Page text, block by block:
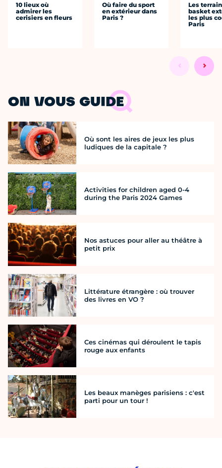
10 lieux où
admirer les
cerisiers en fleurs
Où faire du sport
en extérieur dans
Paris ?
Les
basket
les plus
Paris
ON VOUS GUIDE
Où sont les aires de jeux les plus
ludiques de la capitale ?
Activities for children aged 0-4
during the Paris 2024 Games
Nos astuces pour aller au théâtre à
petit prix
Littérature étrangère : où trouver
des livres en VO ?
Ces cinémas qui déroulent le tapis
rouge aux enfants
Les beaux manèges parisiens : c'est
parti pour un tour !